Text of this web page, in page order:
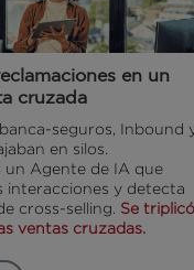
en un
cruzada
seguros, Inbound
en silos.
un Agente de IA que
interacciones y detecta
cross-selling.
Se triplicó
ventas cruzadas.